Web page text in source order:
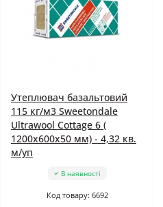
Утеплювач базальтовий
115 кг/м3 Sweetondale
Ultrawool Cottage 6 (
1200x600x50 мм) - 4,32 кв.
м/уп
В наявності
Код товару: 6692